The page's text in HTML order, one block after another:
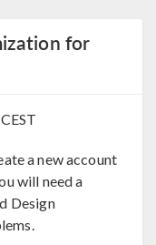
for
a new account
will need a
Design